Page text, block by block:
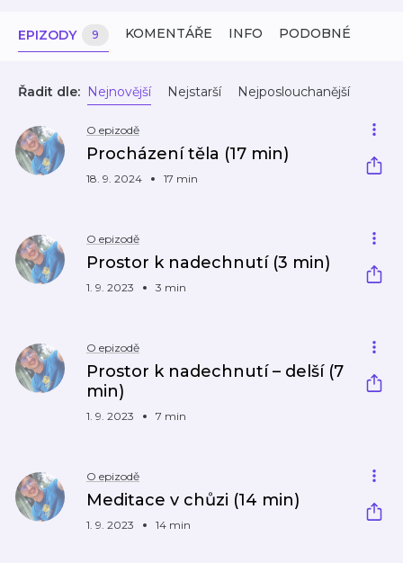
EPIZODY 9 KOMENTÁŘE INFO PODOBNÉ
Řadit dle: Nejnovější Nejstarší Nejposlouchanější
O epizodě
Procházení těla (17 min)
18. 9. 2024 17 min
O epizodě
Prostor k nadechnutí (3 min)
1. 9. 2023 3 min
O epizodě
Prostor k nadechnutí – delší (7
min)
1. 9. 2023 7 min
O epizodě
Meditace v chůzi (14 min)
1. 9. 2023 14 min